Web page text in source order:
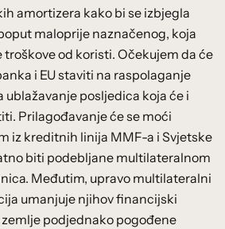
amortizera kako bi se izbjegla
maloprije naznačenog, koja
od koristi. Očekujem da će
i EU staviti na raspolaganje
ublažavanje posljedica koja će i
Prilagođavanje će se moći
iz kreditnih linija MMF-a i Svjetske
biti podebljane multilateralnom
Međutim, upravo multilateralni
umanjuje njihov financijski
podjednako pogođene